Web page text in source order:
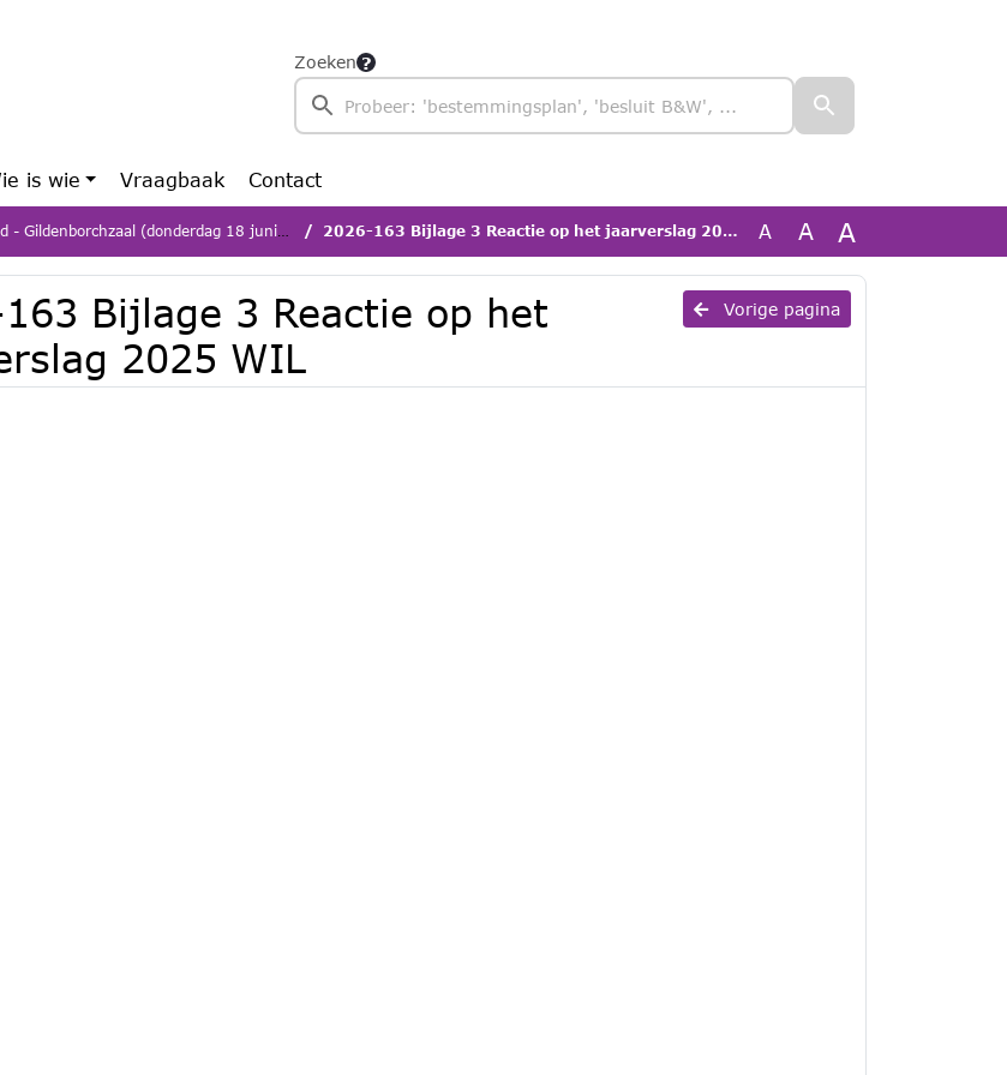
Zoeken
is wie Vraagbaak Contact
Gildenborchzaal (donderdag 18 juni 2026) 2026-163 Bijlage 3 Reactie op het jaarverslag 2025 WIL A A A
Vorige pagina
Bijlage 3 Reactie op het
2025 WIL